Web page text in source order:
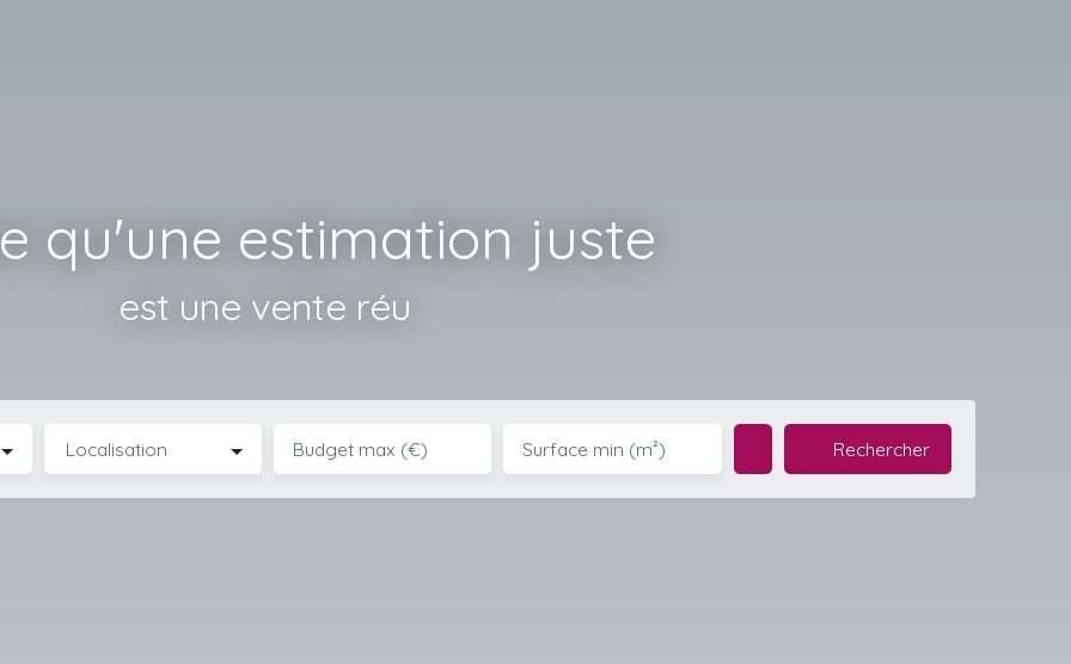
qu'une estimation juste
est une vente réussie !
Localisation Budget max (€) Surface min (m²) Rechercher